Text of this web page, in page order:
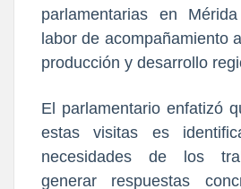
parlamentarias en
labor de acompañamiento
producción y desarrollo
El parlamentario enfatizó
estas visitas es
necesidades de los
generar respuestas